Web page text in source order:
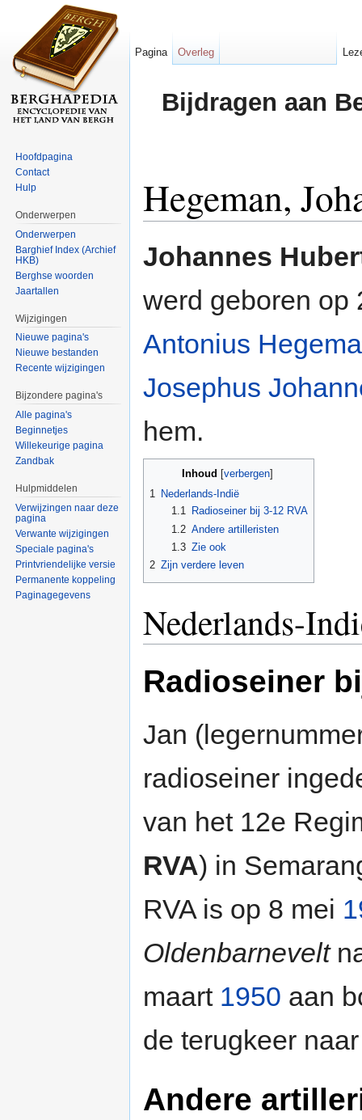
Bijdragen aan
Hegeman,
Johannes
werd geboren op
Antonius
Josephus
hem.
Inhoud verbergen]
1 Nederlands-Indië
1.1
Radioseiner bij 3-12 RVA
1.2 Andere artilleristen
1.3 Zie ook
2 Zijn verdere leven
Nederlands-
Radioseiner
Jan
radioseiner
van het 12e
RVA) in
RVA is op 8 mei
Oldenbarnevelt
maart 1950 aan
de terugkeer
Andere
Pagina Overleg
Hoofdpagina
Contact
Hulp
Onderwerpen
Onderwerpen
Barghief Index (Archief
HKB)
Berghse woorden
Jaartallen
Wijzigingen
Nieuwe pagina's
Nieuwe bestanden
Recente wijzigingen
Bijzondere pagina's
Alle pagina's
Beginnetjes
Willekeurige pagina
Zandbak
Hulpmiddelen
Verwijzingen naar deze
pagina
Verwante wijzigingen
Speciale pagina's
Printvriendelijke versie
Permanente koppeling
Paginagegevens